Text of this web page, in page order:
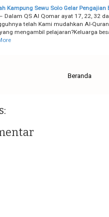
Kampung Sewu Solo Gelar
Dalam QS Al Qomar ayat 17, 22, 32
telah Kami mudahkan Al-
mengambil pelajaran?Keluarga
Beranda